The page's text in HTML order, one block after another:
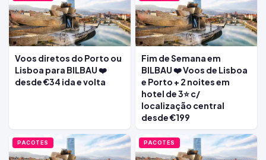
Voos diretos do Porto ou
Lisboa para BILBAU ❤️
desde €34 ida e volta
Fim de Semana em
BILBAU ❤️ Voos de Lisboa
e Porto + 2 noites em
hotel de 3⭐ c/
localização central
desde €199
PACOTES PACOTES